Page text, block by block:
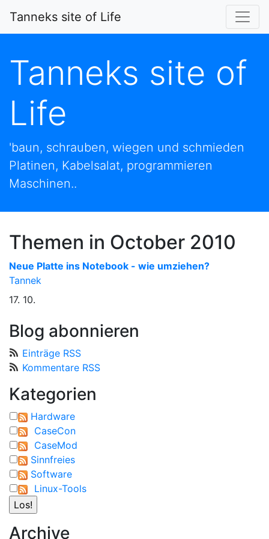
Tanneks site of Life
Tanneks site of
Life
'baun, schrauben, wiegen und schmieden
Platinen, Kabelsalat, programmieren
Maschinen..
Themen in October 2010
Neue Platte ins Notebook - wie umziehen?
Tannek
17. 10.
Blog abonnieren
Einträge RSS
Kommentare RSS
Kategorien
Hardware
CaseCon
CaseMod
Sinnfreies
Software
Linux-Tools
Archive